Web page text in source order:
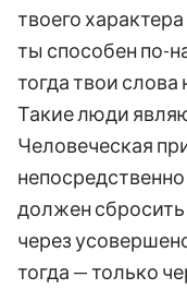
твоего
ты способен по-
тогда твои
Такие люди
Человеческая
должен
через
тогда — только